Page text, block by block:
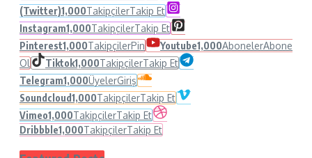
(Twitter)1,000TakipçilerTakip Et
Instagram1,000TakipçilerTakip Et
Pinterest1,000TakipçilerPin Youtube1,000AbonelerAbone
Ol
Tiktok1,000TakipçilerTakip Et
Telegram1,000ÜyelerGiriş
Soundcloud1,000TakipçilerTakip Et
Vimeo1,000TakipçilerTakip Et
Dribbble1,000TakipçilerTakip Et